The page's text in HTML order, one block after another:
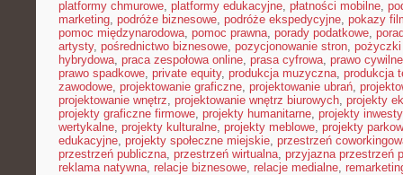
platformy chmurowe, platformy edukacyjne, płatności mobilne,
marketing, podróże biznesowe, podróże ekspedycyjne, pokazy
pomoc międzynarodowa, pomoc prawna, porady podatkowe,
artysty, pośrednictwo biznesowe, pozycjonowanie stron, pożyczki
hybrydowa, praca zespołowa online, prasa cyfrowa, prawo
prawo spadkowe, private equity, produkcja muzyczna, produkcja
zawodowe, projektowanie graficzne, projektowanie ubrań,
projektowanie wnętrz, projektowanie wnętrz biurowych, projekty
projekty graficzne firmowe, projekty humanitarne, projekty
wertykalne, projekty kulturalne, projekty meblowe, projekty
edukacyjne, projekty społeczne miejskie, przestrzeń
przestrzeń publiczna, przestrzeń wirtualna, przyjazna przestrzeń
reklama natywna, relacje biznesowe, relacje medialne,